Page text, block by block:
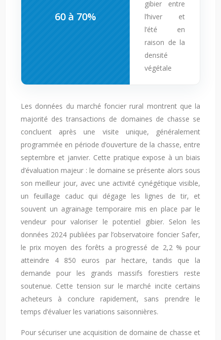
60 à 70%
gibier entre
l’hiver et
l’été en
raison de la
densité
végétale
Les données du marché foncier rural montrent que la
majorité des transactions de domaines de chasse se
concluent après une visite unique, généralement
programmée en période d’ouverture de la chasse, entre
septembre et janvier. Cette pratique expose à un biais
d’évaluation majeur : le domaine se présente alors sous
son meilleur jour, avec une activité cynégétique visible,
un feuillage caduc qui dégage les lignes de tir, et
souvent un agrainage temporaire mis en place par le
vendeur pour valoriser le potentiel gibier. Selon les
données 2024 publiées par l’observatoire foncier Safer,
le prix moyen des forêts a progressé de 2,2 % pour
atteindre 4 850 euros par hectare, tandis que la
demande pour les grands massifs forestiers reste
soutenue. Cette tension sur le marché incite certains
acheteurs à conclure rapidement, sans prendre le
temps d’évaluer les variations saisonnières.
Pour sécuriser une acquisition de domaine de chasse et